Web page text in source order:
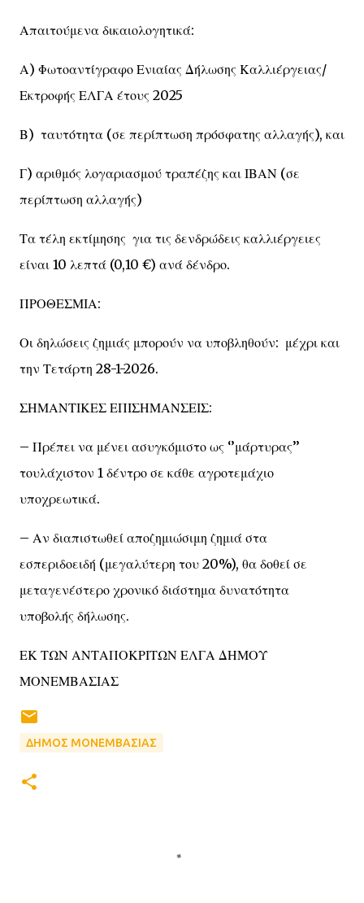
Απαιτούμενα δικαιολογητικά:
Α) Φωτοαντίγραφο Ενιαίας Δήλωσης Καλλιέργειας/
Εκτροφής ΕΛΓΑ έτους 2025
Β) ταυτότητα (σε περίπτωση πρόσφατης αλλαγής), και
Γ) αριθμός λογαριασμού τραπέζης και ΙΒΑΝ (σε
περίπτωση αλλαγής)
Τα τέλη εκτίμησης για τις δενδρώδεις καλλιέργειες
είναι 10 λεπτά (0,10 €) ανά δένδρο.
ΠΡΟΘΕΣΜΙΑ:
Οι δηλώσεις ζημιάς μπορούν να υποβληθούν: μέχρι και
την Τετάρτη 28-1-2026.
ΣΗΜΑΝΤΙΚΕΣ ΕΠΙΣΗΜΑΝΣΕΙΣ:
– Πρέπει να μένει ασυγκόμιστο ως ‘’μάρτυρας’’
τουλάχιστον 1 δέντρο σε κάθε αγροτεμάχιο
υποχρεωτικά.
– Αν διαπιστωθεί αποζημιώσιμη ζημιά στα
εσπεριδοειδή (μεγαλύτερη του 20%), θα δοθεί σε
μεταγενέστερο χρονικό διάστημα δυνατότητα
υποβολής δήλωσης.
ΕΚ ΤΩΝ ΑΝΤΑΠΟΚΡΙΤΩΝ ΕΛΓΑ ΔΗΜΟΥ
ΜΟΝΕΜΒΑΣΙΑΣ
ΔΗΜΟΣ ΜΟΝΕΜΒΑΣΙΑΣ